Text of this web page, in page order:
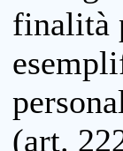
finalità
(art.